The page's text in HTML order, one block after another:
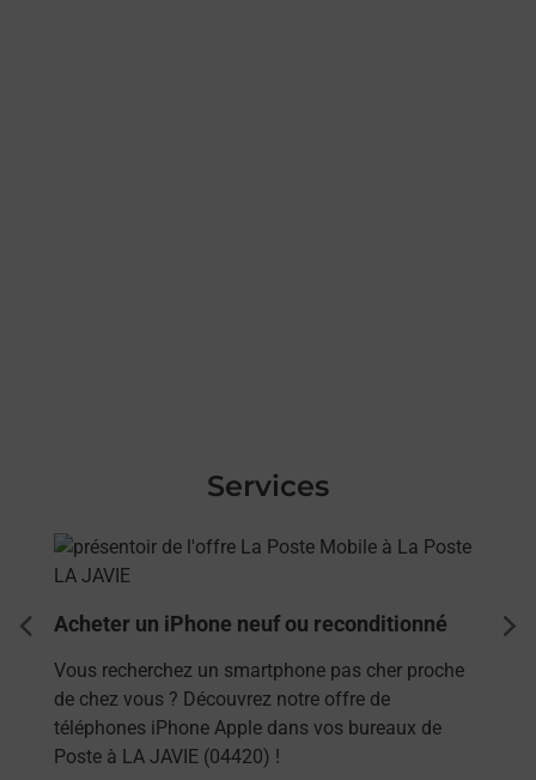
Services
En savoir plus
Acheter un iPhone neuf ou reconditionné
Vous recherchez un smartphone pas cher proche
de chez vous ? Découvrez notre offre de
téléphones iPhone Apple dans vos bureaux de
Poste à LA JAVIE (04420) !